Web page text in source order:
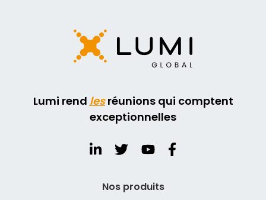
Lumi rend lesréunions qui comptent
exceptionnelles
Nos produits